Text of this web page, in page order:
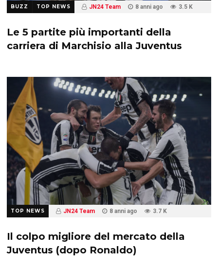
BUZZ TOP NEWS JN24 Team 8 anni ago 3.5 K
Le 5 partite più importanti della
carriera di Marchisio alla Juventus
TOP NEWS JN24 Team 8 anni ago 3.7 K
Il colpo migliore del mercato della
Juventus (dopo Ronaldo)